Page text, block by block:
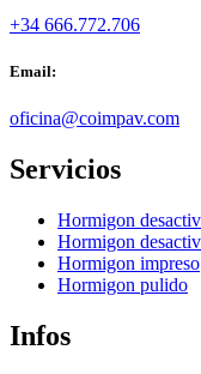
+34 666.772.706
Email:
oficina@coimpav.com
Servicios
Hormigon
Hormigon
Hormigon impreso
Hormigon pulido
Infos